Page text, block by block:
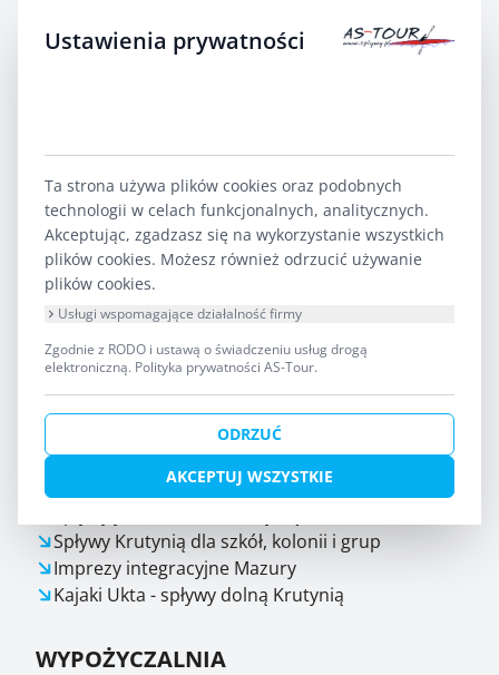
e-mail:agnieszka@splywy.pl
Agnieszka obsługuje szlaki Suwalszczyzny - Czarna Hańcza,
Rospuda, Biebrza, Łyna.
Wpis do rejestru Organizatorów i Pośredników Turystycznych
Województwa Warmińsko Mazurskiego nr 2/2006
Polityka prywatności
Regulamin korzystania ze sprzętu wodnego AS-TOUR
SPŁYWY KRUTYNIĄ
Wszystkie spływy Krutynią
Spływy Krutynią dla szkół, kolonii i grup
Imprezy integracyjne Mazury
Kajaki Ukta - spływy dolną Krutynią
WYPOŻYCZALNIA
Ustawienia prywatności
Ta strona używa plików cookies oraz podobnych
technologii w celach funkcjonalnych, analitycznych.
Akceptując, zgadzasz się na wykorzystanie wszystkich
plików cookies. Możesz również odrzucić używanie
plików cookies.
Usługi wspomagające działalność firmy
Zgodnie z RODO i ustawą o świadczeniu usług drogą
elektroniczną. Polityka prywatności AS-Tour.
ODRZUĆ
AKCEPTUJ WSZYSTKIE